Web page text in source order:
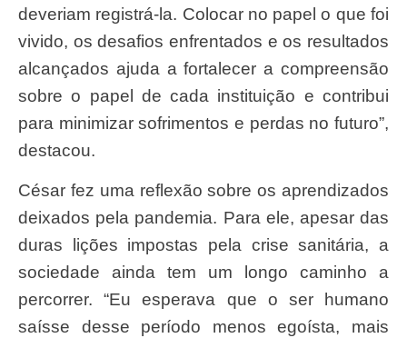
deveriam registrá-la. Colocar no papel o que foi
vivido, os desafios enfrentados e os resultados
alcançados ajuda a fortalecer a compreensão
sobre o papel de cada instituição e contribui
para minimizar sofrimentos e perdas no futuro”,
destacou.
César fez uma reflexão sobre os aprendizados
deixados pela pandemia. Para ele, apesar das
duras lições impostas pela crise sanitária, a
sociedade ainda tem um longo caminho a
percorrer. “Eu esperava que o ser humano
saísse desse período menos egoísta, mais